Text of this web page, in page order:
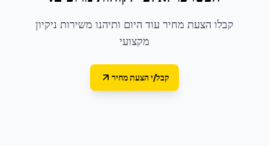
קבלו הצעת מחיר עוד היום ותיהנו משירות ניקיון
מקצועי
קבל/י הצעת מחיר